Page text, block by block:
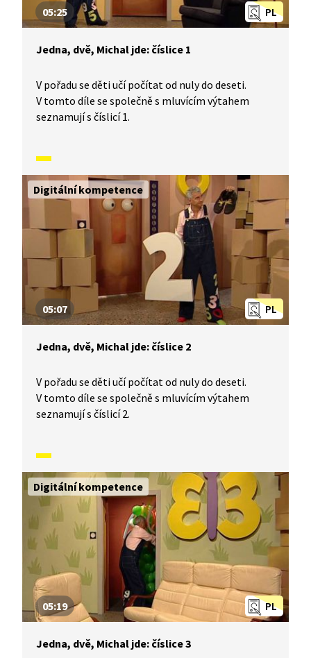
PL
05:25
Jedna, dvě, Michal jde: číslice 1
V pořadu se děti učí počítat od nuly do deseti.
V tomto díle se společně s mluvícím výtahem
seznamují s číslicí 1.
Digitální kompetence
PL
05:07
Jedna, dvě, Michal jde: číslice 2
V pořadu se děti učí počítat od nuly do deseti.
V tomto díle se společně s mluvícím výtahem
seznamují s číslicí 2.
Digitální kompetence
PL
05:19
Jedna, dvě, Michal jde: číslice 3